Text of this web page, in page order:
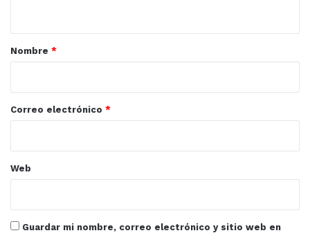
r
*
Nombre *
Correo electrónico *
Web
Guardar mi nombre, correo electrónico y sitio web en